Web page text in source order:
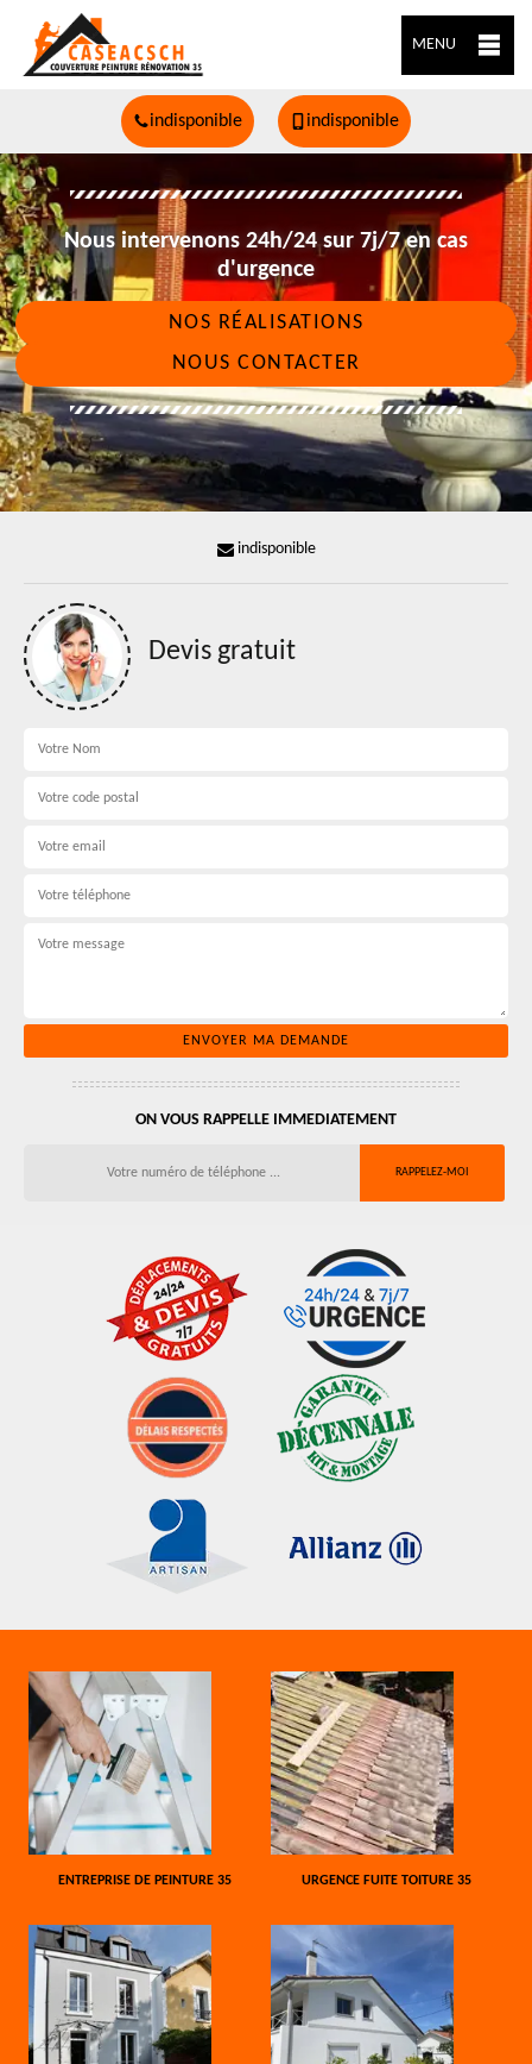
MENU
indisponible indisponible
Nous intervenons 24h/24 sur 7j/7 en cas
d'urgence
NOS RÉALISATIONS
NOUS CONTACTER
indisponible
Devis gratuit
ON VOUS RAPPELLE IMMEDIATEMENT
ENTREPRISE DE PEINTURE 35 URGENCE FUITE TOITURE 35